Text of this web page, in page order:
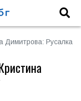
Димитрова: Русалка